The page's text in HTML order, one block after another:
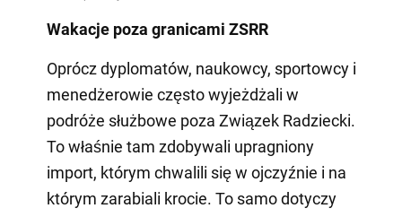
Wakacje poza granicami ZSRR
Oprócz dyplomatów, naukowcy, sportowcy i
menedżerowie często wyjeżdżali w
podróże służbowe poza Związek Radziecki.
To właśnie tam zdobywali upragniony
import, którym chwalili się w ojczyźnie i na
którym zarabiali krocie. To samo dotyczy